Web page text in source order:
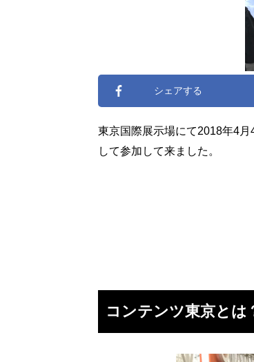
シェアする
東京国際展示場にて2018年4
して参加して来ました。
コンテンツ東京とは